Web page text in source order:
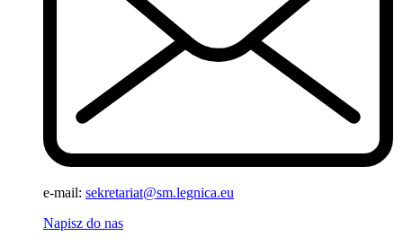
e-mail: sekretariat@sm.legnica.eu
Napisz do nas